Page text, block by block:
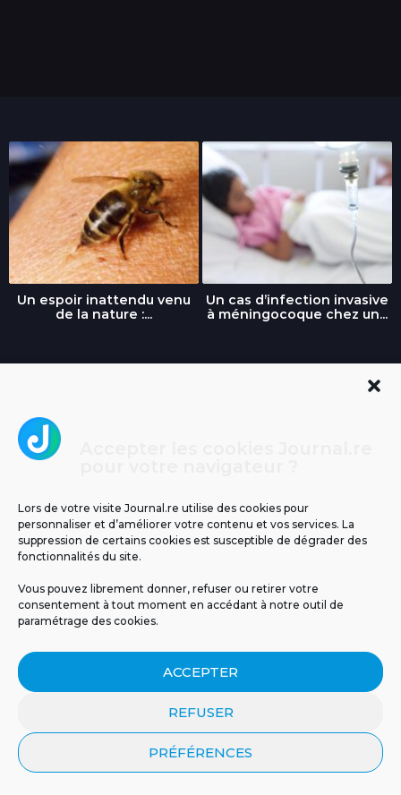
Lors de votre visite Journal.re utilise des cookies pour
personnaliser et d’améliorer votre contenu et vos services. La
suppression de certains cookies est susceptible de dégrader des
fonctionnalités du site.
Vous pouvez librement donner, refuser ou retirer votre
consentement à tout moment en accédant à notre outil de
paramétrage des cookies.
ACCEPTER
REFUSER
PRÉFÉRENCES
Un espoir inattendu venu
de la nature :...
Un cas d’infection invasive
à méningocoque chez un...
Journal.re
Cliquez pour accepter les cookies
marketing et activer ce contenu
MENTIONS LÉGALES PUBLICITÉ
BLOG
NOS ÉMISSIONS
CGU
POLITIQUE DE CONFIDENTIALITÉ